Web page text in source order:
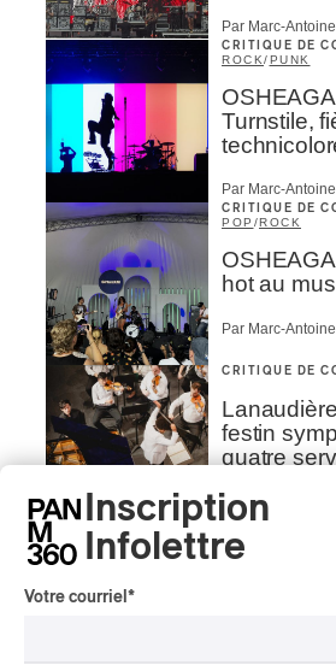
Par Marc-
CRITIQUE DE
ROCK/PUNK
Turnstile,
Par Marc-
CRITIQUE DE
POP /ROCK
hot au
Par Marc-
CRITIQUE DE
festin
quatre
Par Julie Thériault
CRITIQUE DE
HIP HOP
Inscription
Infolettre
Votre courriel *